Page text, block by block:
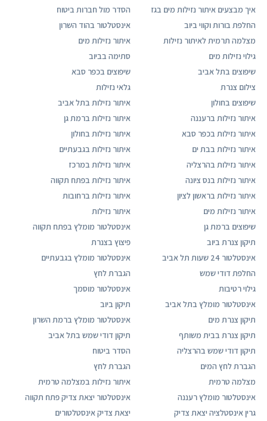
איך מבצעים איתור נזילות מים בגז
הסדר מול חברות ביטוח
החלפת בורות וקווי ביוב
אינסטלטור בהוד השרון
מצלמה תרמית לאיתור נזילות
איתור נזילות מים
גילוי נזילות מים
סתימה בביוב
שיפוצים בתל אביב
שיפוצים בכפר סבא
צילום צנרת
גלאי נזילות
שיפוצים בחולון
איתור נזילות בתל אביב
איתור נזילות ברעננה
איתור נזילות ברמת גן
איתור נזילות בכפר סבא
איתור נזילות בחולון
איתור נזילות בבת ים
איתור נזילות בגבעתיים
איתור נזילות בהרצליה
איתור נזילות במרכז
איתור נזילות בנס ציונה
איתור נזילות בפתח תקווה
איתור נזילות בראשון לציון
איתור נזילות ברחובות
איתור נזילות מים
איתור נזילות
שיפוצים ברמת גן
אינסטלטור מומלץ בפתח תקווה
תיקון צנרת ביוב
פיצוץ בצנרת
אינסטלטור 24 שעות תל אביב
אינסטלטור מומלץ בגבעתיים
החלפת דודי שמש
הגברת לחץ
גילוי רטיבות
אינסטלטור מוסמך
אינסטלטור מומלץ בתל אביב
תיקון ביוב
תיקון צנרת מים
אינסטלטור מומלץ ברמת השרון
תיקון צנרת בבית משותף
תיקון דודי שמש בתל אביב
תיקון דודי שמש בהרצליה
הסדר ביטוח
הגברת לחץ המים
הגברת לחץ
מצלמה טרמית
איתור נזילות במצלמה טרמית
אינסטלטור מומלץ רעננה
אינסטלטור יצאת צדיק פתח תקווה
גרין אינסטלציה יצאת צדיק
יצאת צדיק אינסטלטורים